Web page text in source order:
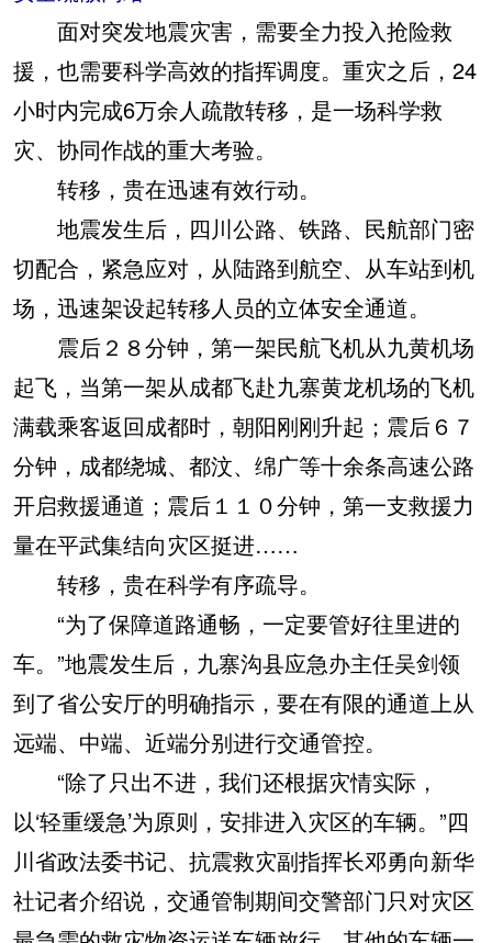
面对突发地震灾害，需要全力投入抢险救
援，也需要科学高效的指挥调度。重灾之后，24
小时内完成6万余人疏散转移，是一场科学救
灾、协同作战的重大考验。
转移，贵在迅速有效行动。
地震发生后，四川公路、铁路、民航部门密
切配合，紧急应对，从陆路到航空、从车站到机
场，迅速架设起转移人员的立体安全通道。
震后２８分钟，第一架民航飞机从九黄机场
起飞，当第一架从成都飞赴九寨黄龙机场的飞机
满载乘客返回成都时，朝阳刚刚升起；震后６７
分钟，成都绕城、都汶、绵广等十余条高速公路
开启救援通道；震后１１０分钟，第一支救援力
量在平武集结向灾区挺进……
转移，贵在科学有序疏导。
“为了保障道路通畅，一定要管好往里进的
车。”地震发生后，九寨沟县应急办主任吴剑领
到了省公安厅的明确指示，要在有限的通道上从
远端、中端、近端分别进行交通管控。
“除了只出不进，我们还根据灾情实际，
以‘轻重缓急’为原则，安排进入灾区的车辆。”四
川省政法委书记、抗震救灾副指挥长邓勇向新华
社记者介绍说，交通管制期间交警部门只对灾区